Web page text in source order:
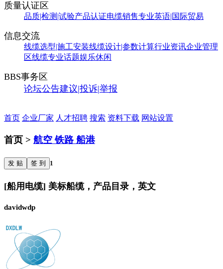
质量认证区
品质|检测|试验产品认证电缆销售专业英语|国际贸易
信息交流
线缆选型|施工安装线缆设计|参数计算行业资讯企业管理
区线缆专业话题娱乐休闲
BBS事务区
论坛公告建议|投诉|举报
首页 企业厂家 人才招聘 搜索 资料下载 网站设置
首页 > 航空 铁路 船港
发 贴 签 到 1
[船用电缆] 美标船缆，产品目录，英文
davidwdp